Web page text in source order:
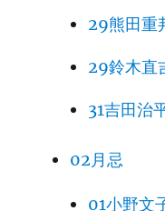
29熊田重
29鈴木直
31吉田治
02月忌
01小野文